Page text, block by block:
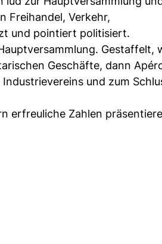
Freihandel, Verkehr,
und pointiert politisiert.
Gestaffelt,
Geschäfte, dann
und zum
erfreuliche Zahlen